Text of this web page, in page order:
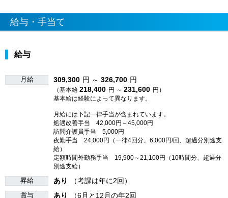
給与・手当て
給与
月給 309,300 円 ～ 326,700 円
（基本給 218,400 円 ～ 231,600 円）
基本給は経験によって異なります。
月給には下記一律手当が含まれています。
処遇改善手当 42,000円～45,000円
訪問介護員手当 5,000円
夜勤手当 24,000円（一律4回分、6,000円/回、超過分別途支
給）
定額時間外勤務手当 19,900～21,100円（10時間分、超過分
別途支給）
昇給 あり （考課は年に2回）
賞与 あり （6月と12月の年2回